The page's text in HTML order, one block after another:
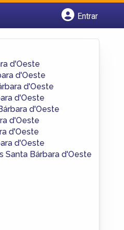
Entrar
d'Oeste
d'Oeste
d'Oeste
d'Oeste
d'Oeste
d'Oeste
d'Oeste
d'Oeste
Santa Bárbara d'Oeste